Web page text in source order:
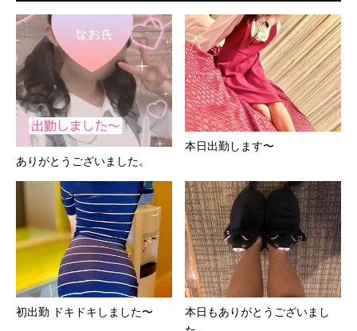
ありがとうございました。
本日出勤します〜
初出勤 ドキドキしました〜
本日もありがとうございまし